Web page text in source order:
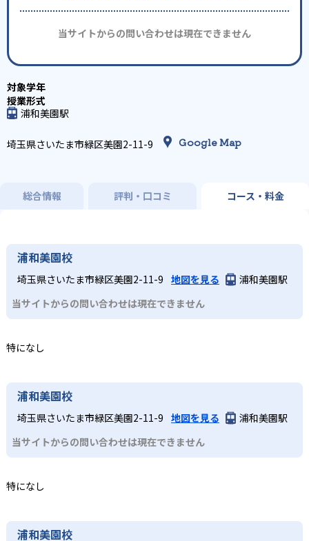
当サイトからの問い合わせは現在できません
浦和美園駅
埼玉県さいたま市緑区美園2-11-9 Google Map
総合情報 評判・口コミ コース・料金
浦和美園校
埼玉県さいたま市緑区美園2-11-9 地図を見る
浦和美園駅
当サイトからの問い合わせは現在できません
特になし
浦和美園校
埼玉県さいたま市緑区美園2-11-9 地図を見る
浦和美園駅
当サイトからの問い合わせは現在できません
特になし
浦和美園校